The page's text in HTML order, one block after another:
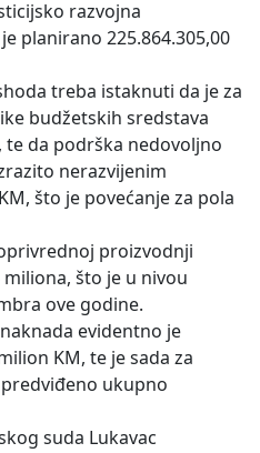
razvojna
planirano 225.864.305,00
treba istaknuti da je za
budžetskih sredstava
te da podrška nedovoljno
nerazvijenim
što je povećanje za pola
proizvodnji
što je u nivou
ove godine.
evidentno je
KM, te je sada za
ukupno
suda Lukavac